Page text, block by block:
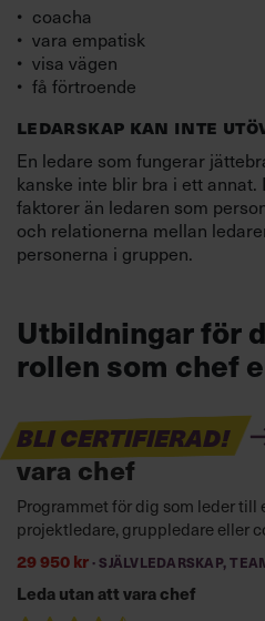
coacha
vara empatisk
visa vägen
få förtroende
LEDARSKAP KAN INTE
En ledare som fungerar
kanske inte blir bra i ett
faktorer än ledaren som
och relationerna mellan
personerna i gruppen.
Utbildningar för
rollen som chef
BLI CERTIFIERAD!
vara chef
Programmet för dig som leder till
projektledare, gruppledare eller
29 950 kr · SJÄLVLEDARSKAP,
Leda utan att vara chef